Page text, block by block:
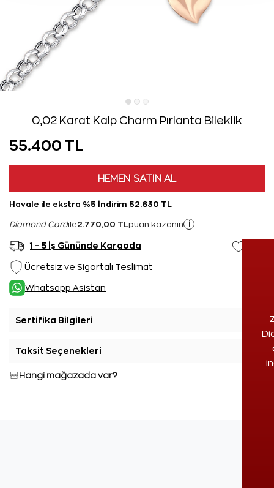
0,02 Karat Kalp Charm Pırlanta Bileklik
55.400 TL
HEMEN SATIN AL
Havale ile ekstra %5 İndirim 52.630 TL
Diamond Cardile2.770,00 TL puan kazanın i
1 - 5 İş Gününde Kargoda
Ücretsiz ve Sigortalı Teslimat
Whatsapp Asistan
Sertifika Bilgileri
Taksit Seçenekleri
Hangi mağazada var?